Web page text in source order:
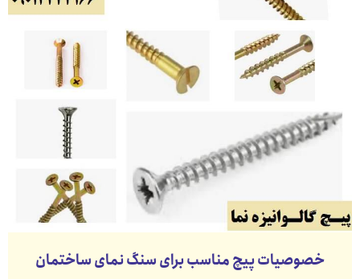
خصوصیات پیچ مناسب برای سنگ نمای ساختمان